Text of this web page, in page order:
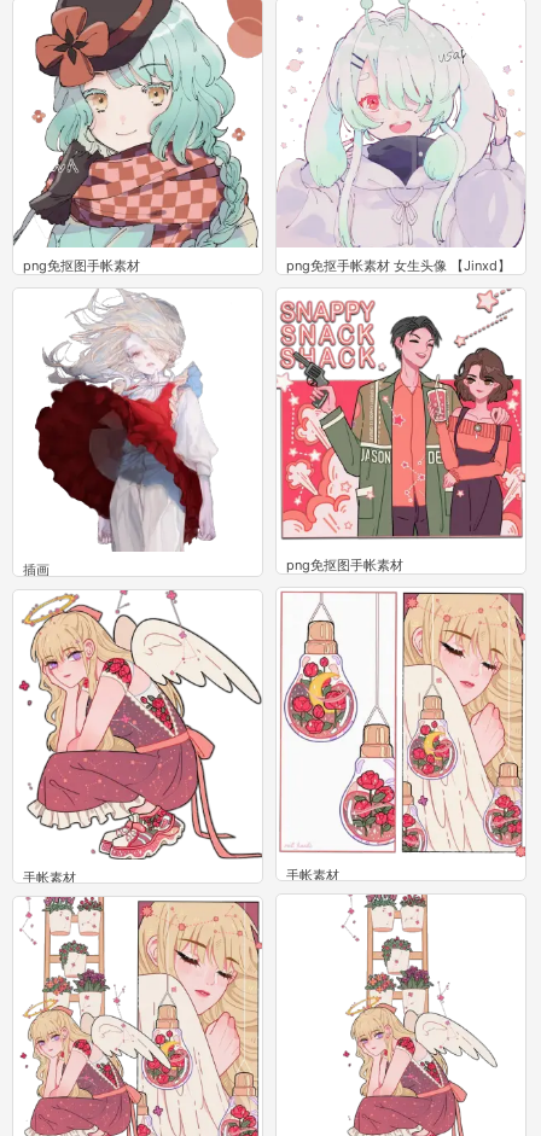
png免抠手帐素材 女生头像 【Jinxd】
3
png免抠图手帐素材
3
手帐素材
8
png免抠图手帐素材
4
插画
4
手帐素材
9